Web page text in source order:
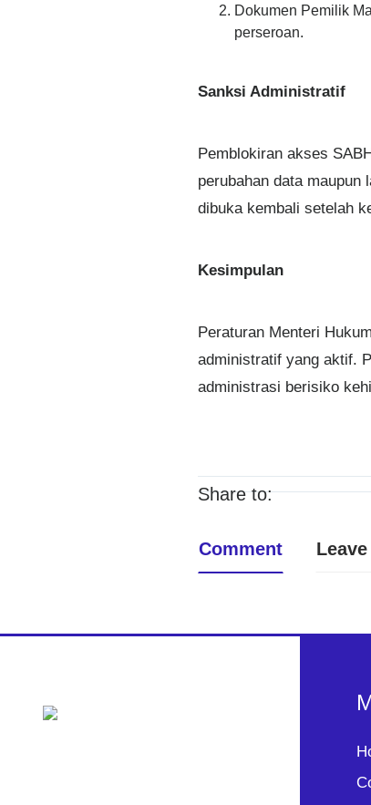
Dokumen Pemilik
perseroan.
Sanksi Administratif
Pemblokiran akses
perubahan data
dibuka kembali setelah
Kesimpulan
Peraturan Menteri
administratif yang aktif.
administrasi berisiko
Share to:
Comment